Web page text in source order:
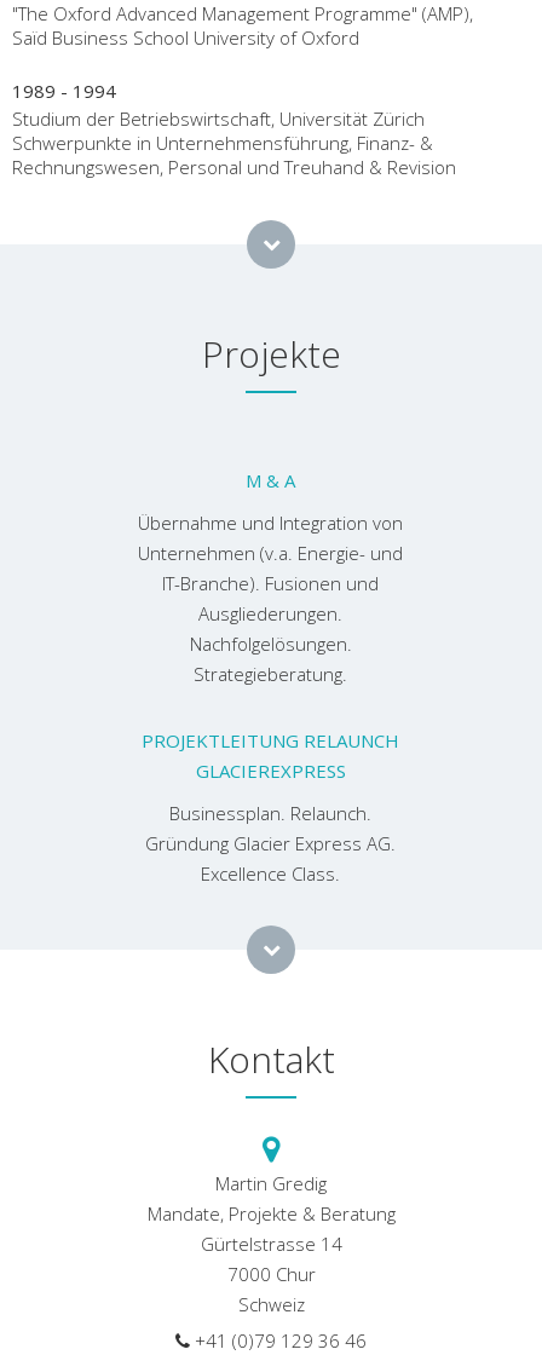
"The Oxford Advanced Management Programme" (AMP),
Saïd Business School University of Oxford
1989 - 1994
Studium der Betriebswirtschaft, Universität Zürich
Schwerpunkte in Unternehmensführung, Finanz- &
Rechnungswesen, Personal und Treuhand & Revision
Projekte
M & A
Übernahme und Integration von
Unternehmen (v.a. Energie- und
IT-Branche). Fusionen und
Ausgliederungen.
Nachfolgelösungen.
Strategieberatung.
PROJEKTLEITUNG RELAUNCH
GLACIEREXPRESS
Businessplan. Relaunch.
Gründung Glacier Express AG.
Excellence Class.
Kontakt
Martin Gredig
Mandate, Projekte & Beratung
Gürtelstrasse 14
7000 Chur
Schweiz
+41 (0)79 129 36 46